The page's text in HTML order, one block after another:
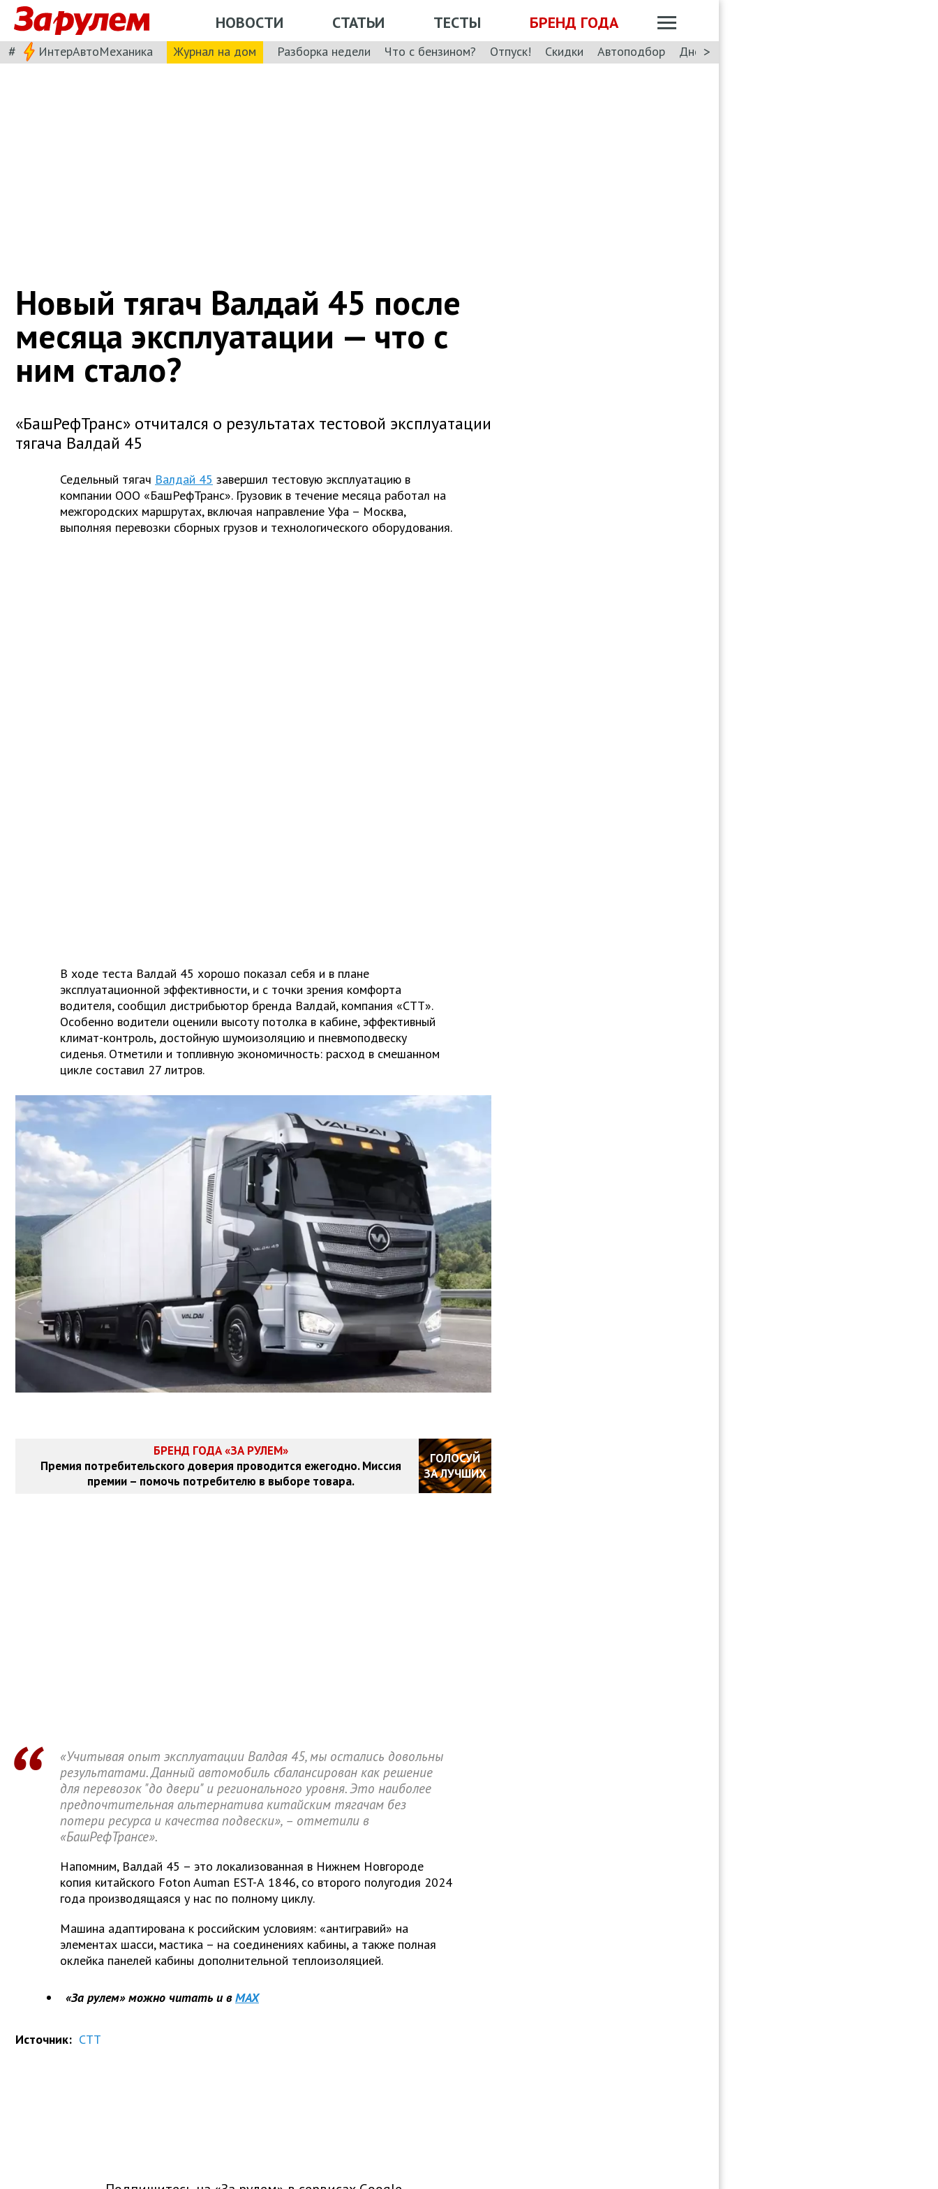
НОВОСТИ СТАТЬИ ТЕСТЫ БРЕНД ГОДА
# ИнтерАвтоМеханика Журнал на дом Разборка недели Что с бензином? Отпуск! Скидки Автоподбор Дневник: Лада Искра
>
Новый тягач Валдай 45 после
месяца эксплуатации — что с
ним стало?
«БашРефТранс» отчитался о результатах тестовой эксплуатации
тягача Валдай 45
Седельный тягач Валдай 45 завершил тестовую эксплуатацию в
компании ООО «БашРефТранс». Грузовик в течение месяца работал на
межгородских маршрутах, включая направление Уфа – Москва,
выполняя перевозки сборных грузов и технологического оборудования.
В ходе теста Валдай 45 хорошо показал себя и в плане
эксплуатационной эффективности, и с точки зрения комфорта
водителя, сообщил дистрибьютор бренда Валдай, компания «СТТ».
Особенно водители оценили высоту потолка в кабине, эффективный
климат-контроль, достойную шумоизоляцию и пневмоподвеску
сиденья. Отметили и топливную экономичность: расход в смешанном
цикле составил 27 литров.
БРЕНД ГОДА «ЗА РУЛЕМ»
Премия потребительского доверия проводится ежегодно. Миссия
премии – помочь потребителю в выборе товара.
ГОЛОСУЙ
ЗА ЛУЧШИХ
«Учитывая опыт эксплуатации Валдая 45, мы остались довольны
результатами. Данный автомобиль сбалансирован как решение
для перевозок "до двери" и регионального уровня. Это наиболее
предпочтительная альтернатива китайским тягачам без
потери ресурса и качества подвески», – отметили в
«БашРефТрансе».
Напомним, Валдай 45 – это локализованная в Нижнем Новгороде
копия китайского Foton Auman EST-А 1846, со второго полугодия 2024
года производящаяся у нас по полному циклу.
Машина адаптирована к российским условиям: «антигравий» на
элементах шасси, мастика – на соединениях кабины, а также полная
оклейка панелей кабины дополнительной теплоизоляцией.
«За рулем» можно читать и в MAX
Источник: СТТ